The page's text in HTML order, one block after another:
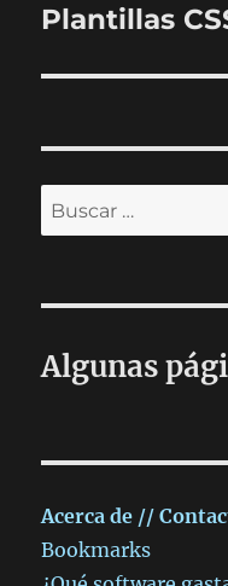
Entrada
Plantillas
Buscar
por:
Algunas
Acerca de //
Bookmarks